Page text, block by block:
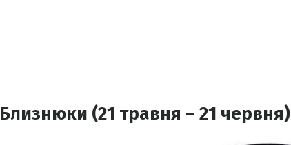
Близнюки (21 травня – 21 червня)